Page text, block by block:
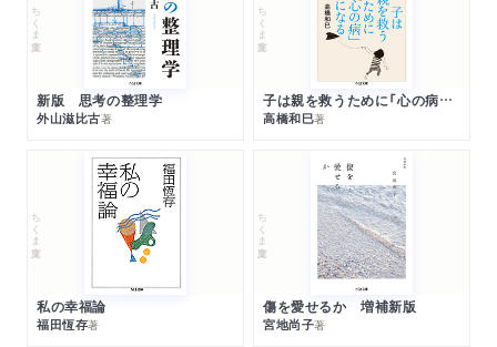
ちくま文庫
新版 思考の整理学
外山滋比古著
ちくま文庫
子は親を救うために「心の病」になる
高橋和巳著
ちくま文庫
私の幸福論
福田恆存著
ちくま文庫
傷を愛せるか 増補新版
宮地尚子著